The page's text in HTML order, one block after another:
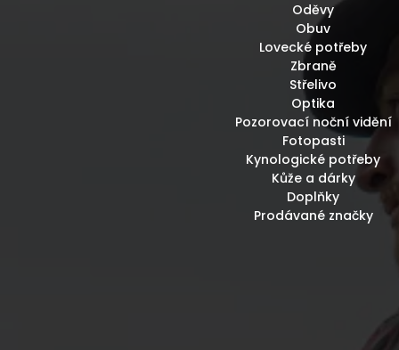
Oděvy
Obuv
Lovecké potřeby
Zbraně
Střelivo
Optika
Pozorovací noční vidění
Fotopasti
Kynologické potřeby
Kůže a dárky
Doplňky
Prodávané značky